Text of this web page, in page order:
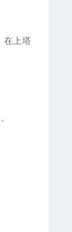
在上塔